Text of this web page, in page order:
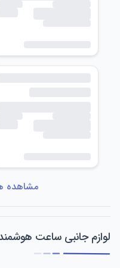
مشاهده
لوازم جانبی ساعت